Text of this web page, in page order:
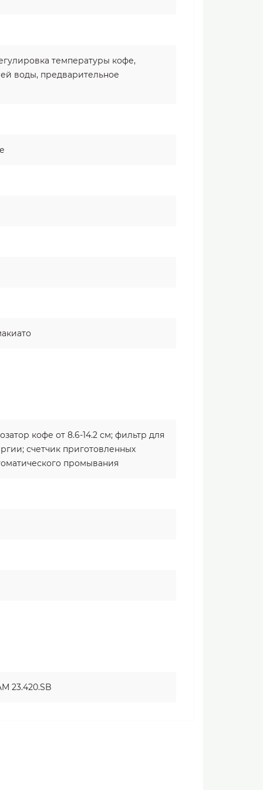
температуры кофе,
воды, предварительное
кофе от 8.6-14.2 см; фильтр для
счетчик приготовленных
промывания
23.420.SB